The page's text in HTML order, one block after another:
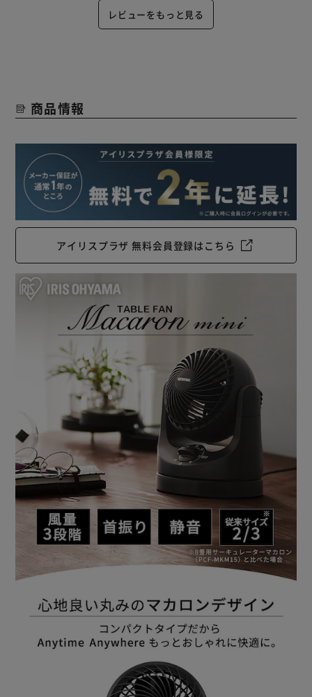
レビューをもっと見る
商品情報
アイリスプラザ 無料会員登録はこちら